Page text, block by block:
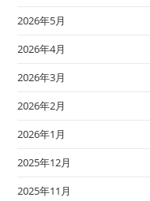
2026年5月
2026年4月
2026年3月
2026年2月
2026年1月
2025年12月
2025年11月